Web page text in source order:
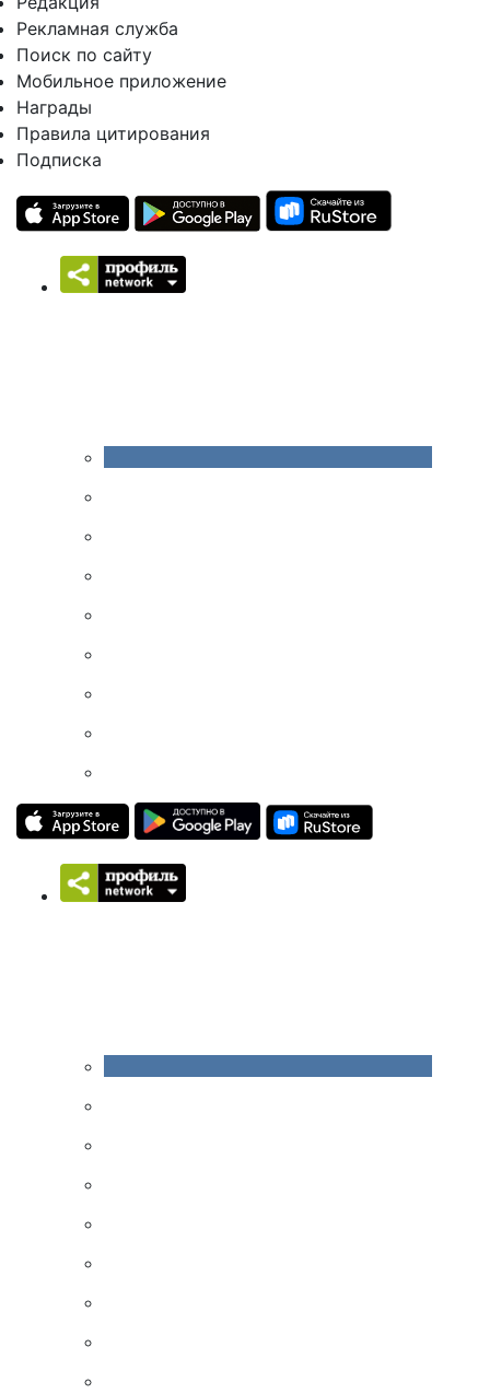
Рекламная служба
Поиск по сайту
Мобильное приложение
Награды
Правила цитирования
Подписка